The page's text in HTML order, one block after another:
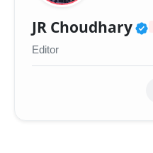
JR Choudhary
Editor